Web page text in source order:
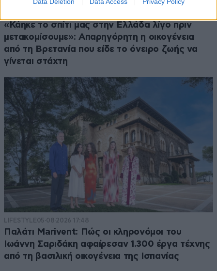
«Κάηκε το σπίτι μας στην Ελλάδα λίγο πριν
μετακομίσουμε»: Απαρηγόρητη η οικογένεια
από τη Βρετανία που είδε το όνειρο ζωής να
γίνεται στάχτη
LIFESTYLE05·08·2026 17:48
Παλάτι Marivent: Πώς οι κληρονόμοι του
Ιωάννη Σαριδάκη αφαίρεσαν 1.300 έργα τέχνης
από τη βασιλική οικογένεια της Ισπανίας